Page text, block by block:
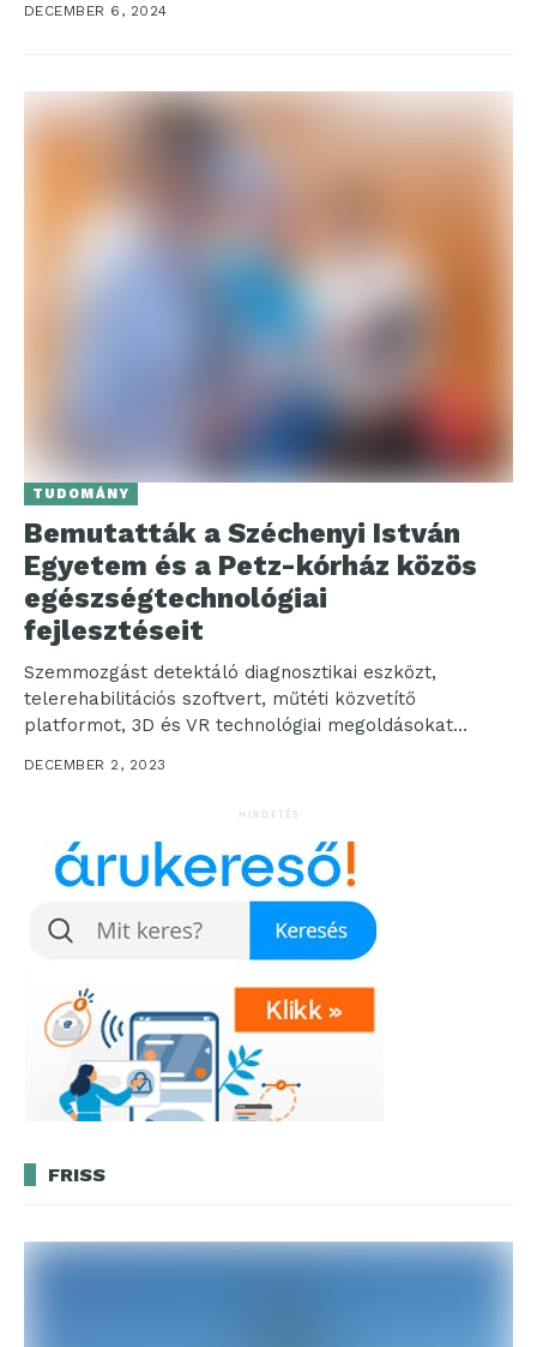
DECEMBER 6, 2024
TUDOMÁNY
Bemutatták a Széchenyi István
Egyetem és a Petz-kórház közös
egészségtechnológiai
fejlesztéseit
Szemmozgást detektáló diagnosztikai eszközt,
telerehabilitációs szoftvert, műtéti közvetítő
platformot, 3D és VR technológiai megoldásokat
a Győr-Moson-Sopron...
DECEMBER 2, 2023
HIRDETÉS
FRISS